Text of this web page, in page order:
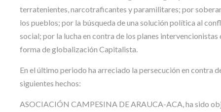
terratenientes, narcotraficantes y paramilitares; por
los pueblos; por la búsqueda de una solución política al
social; por la lucha en contra de los planes
forma de globalización Capitalista.
En el último periodo ha arreciado la persecución en contra
siguientes hechos:
ASOCIACIÓN CAMPESINA DE ARAUCA-ACA, ha sido